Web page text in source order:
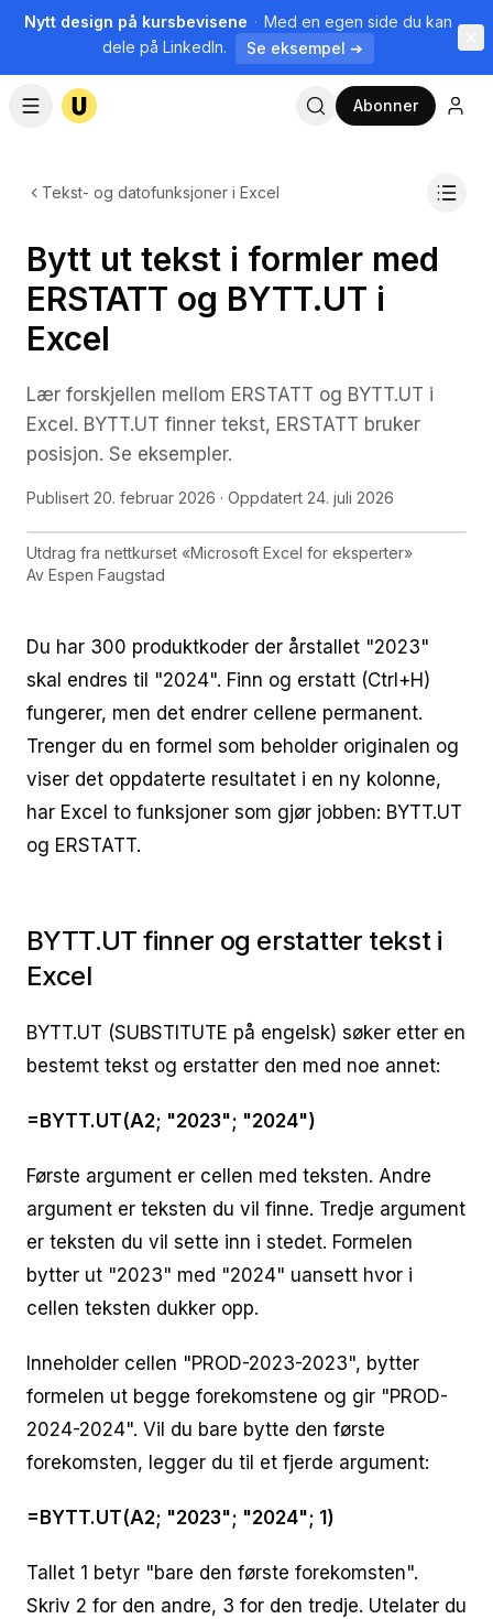
Nytt design på kursbevisene · Med en egen side du kan
dele på LinkedIn.
Se eksempel ➔
Abonner
Tekst- og datofunksjoner i Excel
Bytt ut tekst i formler med
ERSTATT og BYTT.UT i
Excel
Lær forskjellen mellom ERSTATT og BYTT.UT i
Excel. BYTT.UT finner tekst, ERSTATT bruker
posisjon. Se eksempler.
Publisert 20. februar 2026 · Oppdatert 24. juli 2026
Utdrag fra nettkurset «Microsoft Excel for eksperter»
Av Espen Faugstad
Du har 300 produktkoder der årstallet "2023"
skal endres til "2024". Finn og erstatt (Ctrl+H)
fungerer, men det endrer cellene permanent.
Trenger du en formel som beholder originalen og
viser det oppdaterte resultatet i en ny kolonne,
har Excel to funksjoner som gjør jobben: BYTT.UT
og ERSTATT.
BYTT.UT finner og erstatter tekst i
Excel
BYTT.UT (SUBSTITUTE på engelsk) søker etter en
bestemt tekst og erstatter den med noe annet:
=BYTT.UT(A2; "2023"; "2024")
Første argument er cellen med teksten. Andre
argument er teksten du vil finne. Tredje argument
er teksten du vil sette inn i stedet. Formelen
bytter ut "2023" med "2024" uansett hvor i
cellen teksten dukker opp.
Inneholder cellen "PROD-2023-2023", bytter
formelen ut begge forekomstene og gir "PROD-
2024-2024". Vil du bare bytte den første
forekomsten, legger du til et fjerde argument:
=BYTT.UT(A2; "2023"; "2024"; 1)
Tallet 1 betyr "bare den første forekomsten".
Skriv 2 for den andre, 3 for den tredje. Utelater du